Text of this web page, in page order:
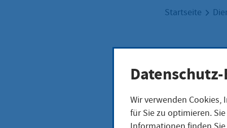
Startseite
Kfz:
Wir verwenden
für Sie zu optimieren.